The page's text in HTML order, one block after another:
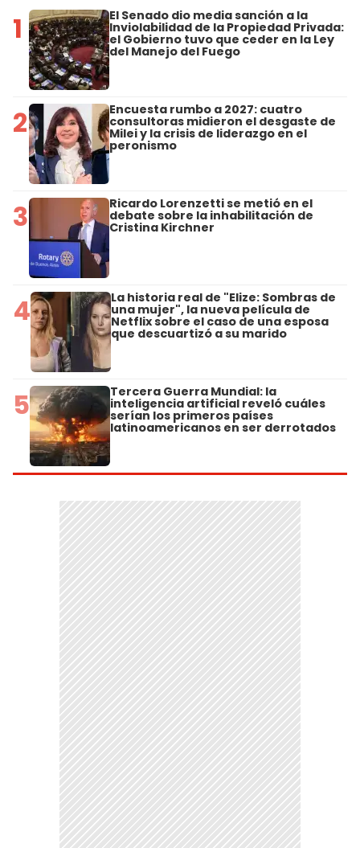
1 El Senado dio media sanción a la
Inviolabilidad de la Propiedad Privada:
el Gobierno tuvo que ceder en la Ley
del Manejo del Fuego
2 Encuesta rumbo a 2027: cuatro
consultoras midieron el desgaste de
Milei y la crisis de liderazgo en el
peronismo
3 Ricardo Lorenzetti se metió en el
debate sobre la inhabilitación de
Cristina Kirchner
4 La historia real de "Elize: Sombras de
una mujer", la nueva película de
Netflix sobre el caso de una esposa
que descuartizó a su marido
5 Tercera Guerra Mundial: la
inteligencia artificial reveló cuáles
serían los primeros países
latinoamericanos en ser derrotados